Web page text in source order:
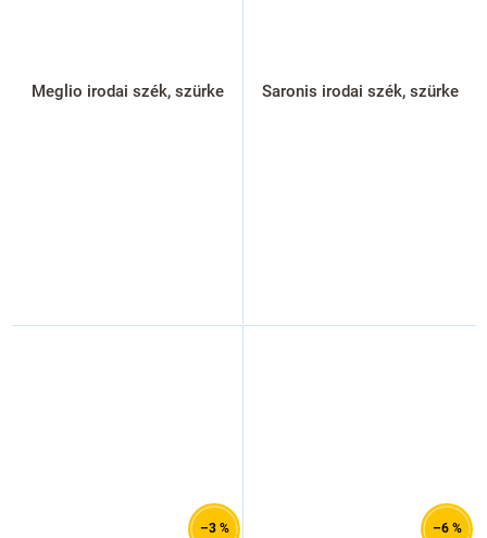
Meglio irodai szék, szürke Saronis irodai szék, szürke
–3 % –6 %